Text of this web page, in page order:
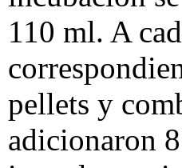
110 ml. A
pellets y
adicionaron